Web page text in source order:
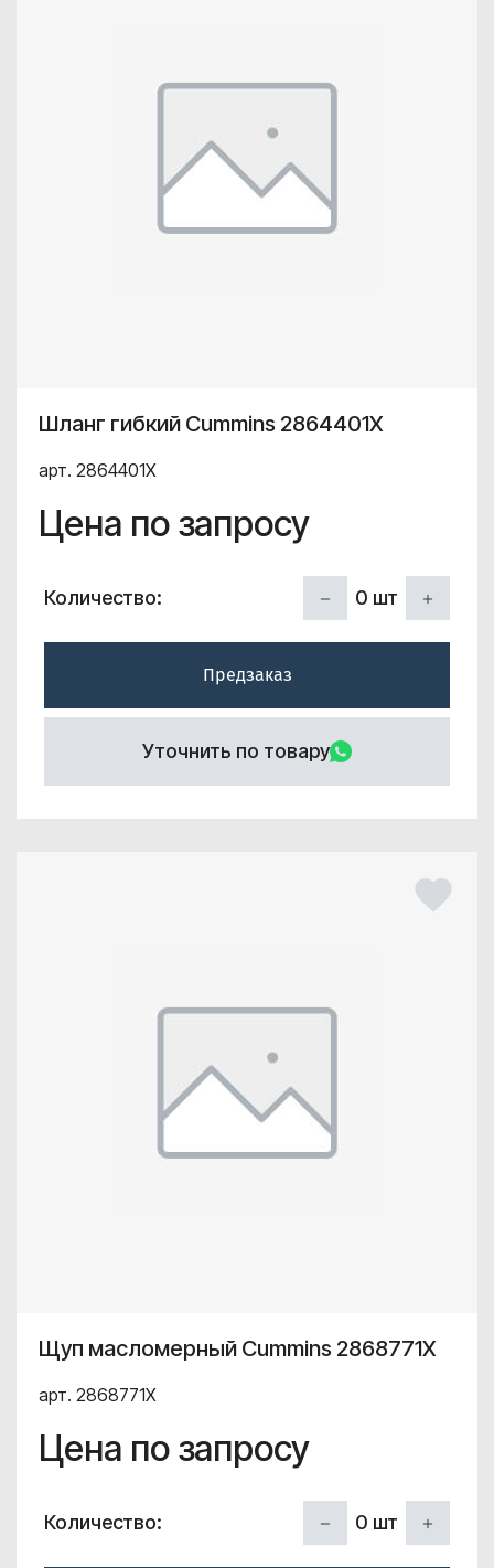
Шланг гибкий Cummins 2864401X
арт. 2864401X
Цена по запросу
Количество: 0 шт
Предзаказ
Уточнить по товару
Щуп масломерный Cummins 2868771X
арт. 2868771X
Цена по запросу
Количество: 0 шт